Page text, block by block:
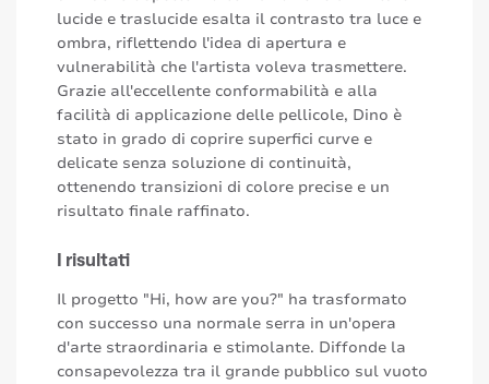
lucide e traslucide esalta il contrasto tra luce e
ombra, riflettendo l'idea di apertura e
vulnerabilità che l'artista voleva trasmettere.
Grazie all'eccellente conformabilità e alla
facilità di applicazione delle pellicole, Dino è
stato in grado di coprire superfici curve e
delicate senza soluzione di continuità,
ottenendo transizioni di colore precise e un
risultato finale raffinato.
I risultati
Il progetto "Hi, how are you?" ha trasformato
con successo una normale serra in un'opera
d'arte straordinaria e stimolante. Diffonde la
consapevolezza tra il grande pubblico sul vuoto